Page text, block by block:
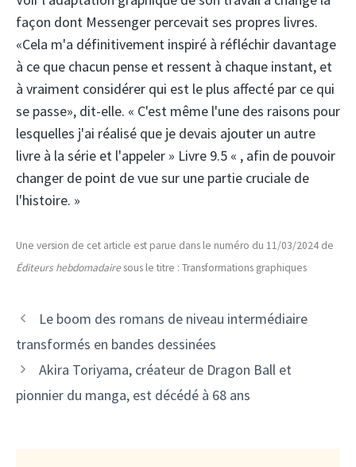
façon dont Messenger percevait ses propres livres.
«Cela m'a définitivement inspiré à réfléchir davantage
à ce que chacun pense et ressent à chaque instant, et
à vraiment considérer qui est le plus affecté par ce qui
se passe», dit-elle. « C'est même l'une des raisons pour
lesquelles j'ai réalisé que je devais ajouter un autre
livre à la série et l'appeler » Livre 9.5 « , afin de pouvoir
changer de point de vue sur une partie cruciale de
l'histoire. »
Une version de cet article est parue dans le numéro du 11/03/2024 de
Éditeurs hebdomadairesous le titre : Transformations graphiques
Le boom des romans de niveau intermédiaire
transformés en bandes dessinées
Akira Toriyama, créateur de Dragon Ball et
pionnier du manga, est décédé à 68 ans